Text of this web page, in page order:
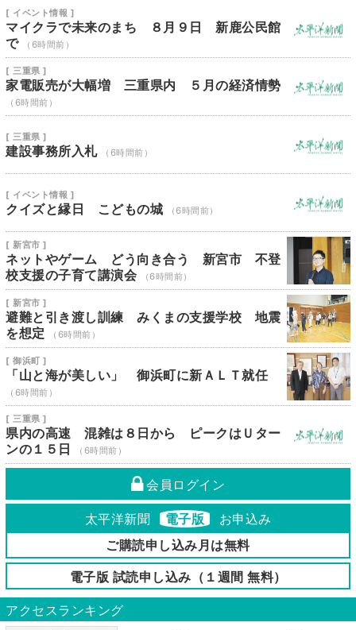
[ イベント情報 ]
マイクラで未来のまち ８月９日 新鹿公民館
で
（6時間前）
[ 三重県 ]
家電販売が大幅増 三重県内 ５月の経済情勢
（6時間前）
[ 三重県 ]
建設事務所入札 （6時間前）
[ イベント情報 ]
クイズと縁日 こどもの城 （6時間前）
[ 新宮市 ]
ネットやゲーム どう向き合う 新宮市 不登
校支援の子育て講演会
（6時間前）
[ 新宮市 ]
避難と引き渡し訓練 みくまの支援学校 地震
を想定
（6時間前）
[ 御浜町 ]
「山と海が美しい」 御浜町に新ＡＬＴ就任
（6時間前）
[ 三重県 ]
県内の高速 混雑は８日から ピークはＵター
ンの１５日
（6時間前）
会員ログイン
太平洋新聞 電子版
お申込み
ご購読申し込み月は無料
電子版 試読申し込み（１週間 無料）
アクセスランキング